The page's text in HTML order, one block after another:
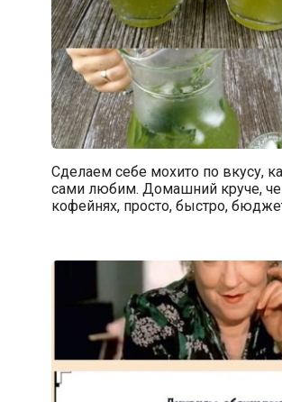
Сделаем себе мохито по вкусу,
сами любим. Домашний круче,
кофейнях, просто, быстро,